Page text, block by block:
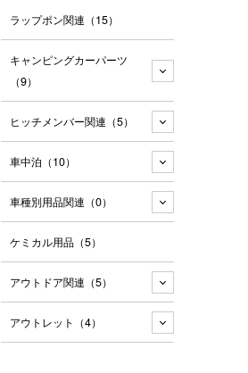
ラップポン関連 （15）
キャンピングカーパーツ
（9）
ヒッチメンバー関連 （5）
車中泊 （10）
車種別用品関連 （0）
ケミカル用品 （5）
アウトドア関連 （5）
アウトレット （4）